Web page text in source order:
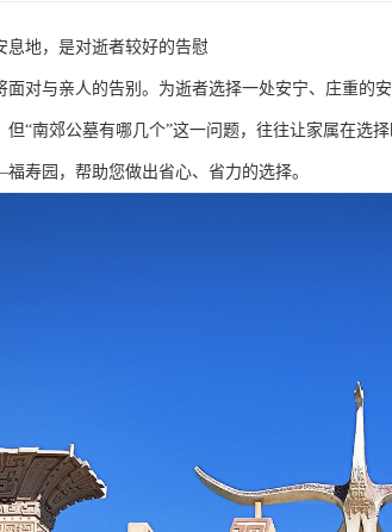
息地，是对逝者较好的告慰
面对与亲人的告别。为逝者选择一处安宁、庄重的
“南郊公墓有哪几个”这一问题，往往让家属在选
寿园，帮助您做出省心、省力的选择。